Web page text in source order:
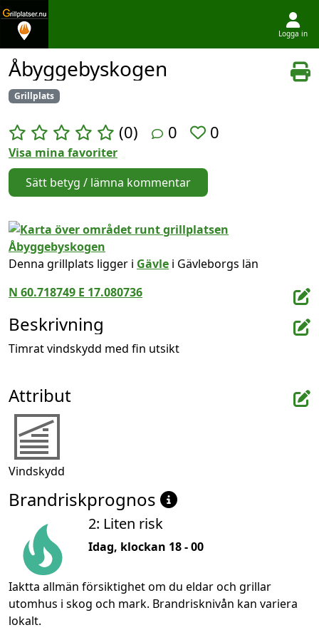
Hoppa till innehållet
Logga in
Åbyggebyskogen
Grillplats
(0) 0 0
Visa mina favoriter
Sätt betyg / lämna kommentar
Denna grillplats ligger i Gävle i Gävleborgs län
N 60.718749 E 17.080736
Beskrivning
Timrat vindskydd med fin utsikt
Attribut
Vindskydd
Brandriskprognos
2: Liten risk
Idag, klockan 18 - 00
Iaktta allmän försiktighet om du eldar och grillar
utomhus i skog och mark. Brandrisknivån kan variera
lokalt.